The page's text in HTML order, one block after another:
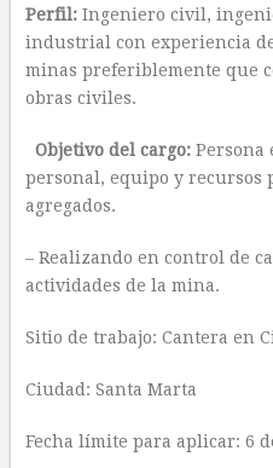
Perfil:Ingeniero civil,
industrial con experiencia
minas preferiblemente que
obras civiles.
Objetivo del cargo:Persona
personal, equipo y recursos
agregados.
– Realizando en control de
actividades de la mina.
Sitio de trabajo: Cantera en
Ciudad: Santa Marta
Fecha límite para aplicar: 6